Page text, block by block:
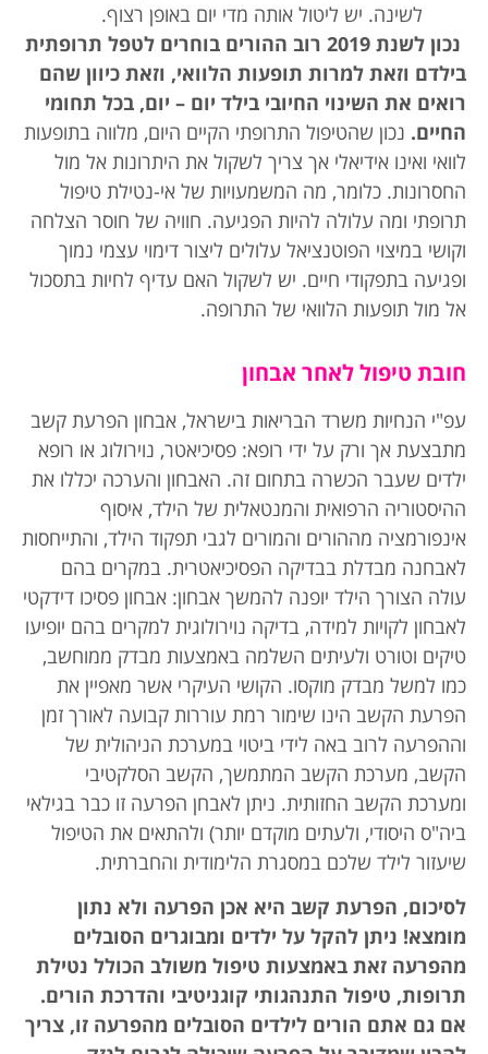
לשינה. יש ליטול אותה מדי יום באופן רצוף.
נכון לשנת 2019 רוב ההורים בוחרים לטפל תרופתית
בילדם וזאת למרות תופעות הלוואי, וזאת כיוון שהם
רואים את השינוי החיובי בילד יום – יום, בכל תחומי
החיים. נכון שהטיפול התרופתי הקיים היום, מלווה בתופעות
לוואי ואינו אידיאלי אך צריך לשקול את היתרונות אל מול
החסרונות. כלומר, מה המשמעויות של אי-נטילת טיפול
תרופתי ומה עלולה להיות הפגיעה. חוויה של חוסר הצלחה
וקושי במיצוי הפוטנציאל עלולים ליצור דימוי עצמי נמוך
ופגיעה בתפקודי חיים. יש לשקול האם עדיף לחיות בתסכול
אל מול תופעות הלוואי של התרופה.
חובת טיפול לאחר אבחון
עפ"י הנחיות משרד הבריאות בישראל, אבחון הפרעת קשב
מתבצעת אך ורק על ידי רופא: פסיכיאטר, נוירולוג או רופא
ילדים שעבר הכשרה בתחום זה. האבחון והערכה יכללו את
ההיסטוריה הרפואית והמנטאלית של הילד, איסוף
אינפורמציה מההורים והמורים לגבי תפקוד הילד, והתייחסות
לאבחנה מבדלת בבדיקה הפסיכיאטרית. במקרים בהם
עולה הצורך הילד יופנה להמשך אבחון: אבחון פסיכו דידקטי
לאבחון לקויות למידה, בדיקה נוירולוגית למקרים בהם יופיעו
טיקים וטורט ולעיתים השלמה באמצעות מבדק ממוחשב,
כמו למשל מבדק מוקסו. הקושי העיקרי אשר מאפיין את
הפרעת הקשב הינו שימור רמת עוררות קבועה לאורך זמן
וההפרעה לרוב באה לידי ביטוי במערכת הניהולית של
הקשב, מערכת הקשב המתמשך, הקשב הסלקטיבי
ומערכת הקשב החזותית. ניתן לאבחן הפרעה זו כבר בגילאי
ביה"ס היסודי, ולעתים מוקדם יותר) ולהתאים את הטיפול
שיעזור לילד שלכם במסגרת הלימודית והחברתית.
לסיכום, הפרעת קשב היא אכן הפרעה ולא נתון
מומצא! ניתן להקל על ילדים ומבוגרים הסובלים
מהפרעה זאת באמצעות טיפול משולב הכולל נטילת
תרופות, טיפול התנהגותי קוגניטיבי והדרכת הורים.
אם גם אתם הורים לילדים הסובלים מהפרעה זו, צריך